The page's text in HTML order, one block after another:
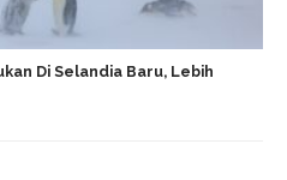
Di Selandia Baru, Lebih